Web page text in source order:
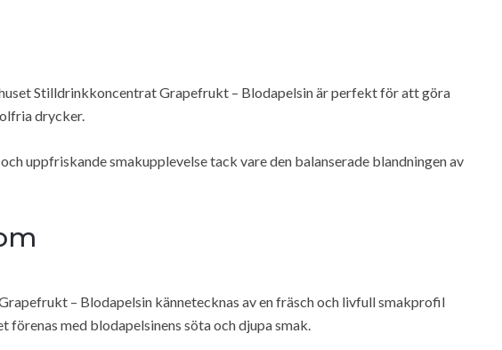
Stilldrinkkoncentrat Grapefrukt – Blodapelsin är perfekt för att göra
drycker.
uppfriskande smakupplevelse tack vare den balanserade blandningen av
– Blodapelsin kännetecknas av en fräsch och livfull smakprofil
förenas med blodapelsinens söta och djupa smak.